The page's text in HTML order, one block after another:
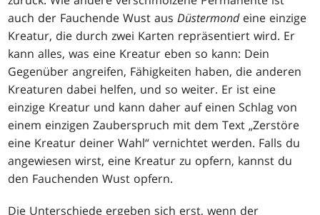
auch der Fauchende Wust ausDüstermondeine einzige
Kreatur, die durch zwei Karten repräsentiert wird. Er
kann alles, was eine Kreatur eben so kann: Dein
Gegenüber angreifen, Fähigkeiten haben, die anderen
Kreaturen dabei helfen, und so weiter. Er ist eine
einzige Kreatur und kann daher auf einen Schlag von
einem einzigen Zauberspruch mit dem Text „Zerstöre
eine Kreatur deiner Wahl“ vernichtet werden. Falls du
angewiesen wirst, eine Kreatur zu opfern, kannst du
den Fauchenden Wust opfern.
Die Unterschiede ergeben sich erst, wenn der